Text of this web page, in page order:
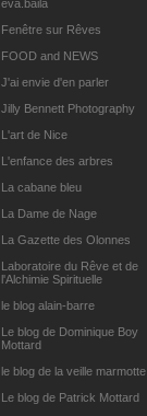
eva.baila
Fenêtre sur Rêves
FOOD and NEWS
J'ai envie d'en parler
Jilly Bennett Photography
L'art de Nice
L'enfance des arbres
La cabane bleu
La Dame de Nage
La Gazette des Olonnes
Laboratoire du Rêve et de
l'Alchimie Spirituelle
le blog alain-barre
Le blog de Dominique Boy
Mottard
le blog de la veille marmotte
Le blog de Patrick Mottard